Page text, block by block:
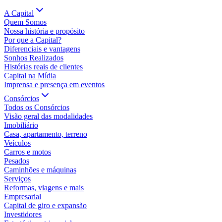
A Capital
Quem Somos
Nossa história e propósito
Por que a Capital?
Diferenciais e vantagens
Sonhos Realizados
Histórias reais de clientes
Capital na Mídia
Imprensa e presença em eventos
Consórcios
Todos os Consórcios
Visão geral das modalidades
Imobiliário
Casa, apartamento, terreno
Veículos
Carros e motos
Pesados
Caminhões e máquinas
Serviços
Reformas, viagens e mais
Empresarial
Capital de giro e expansão
Investidores